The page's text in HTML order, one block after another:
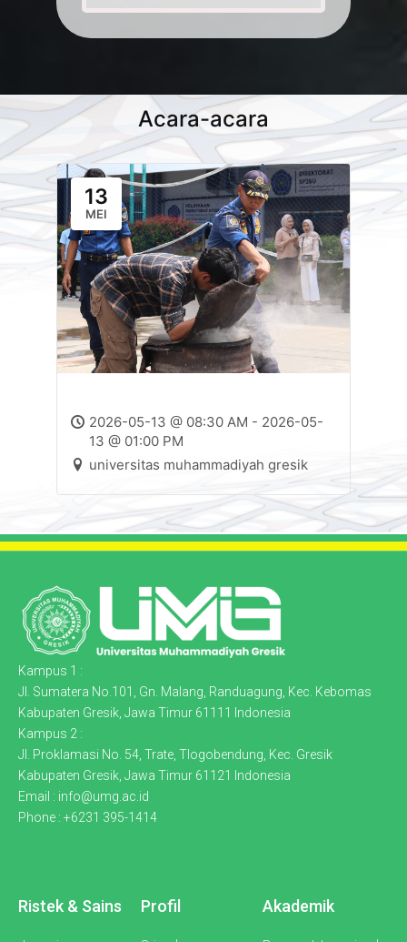
Acara-acara
13
MEI
2026-05-13 @ 08:30 AM - 2026-05-
13 @ 01:00 PM
universitas muhammadiyah gresik
Kampus 1 :
Jl. Sumatera No.101, Gn. Malang, Randuagung, Kec. Kebomas
Kabupaten Gresik, Jawa Timur 61111 Indonesia
Kampus 2 :
Jl. Proklamasi No. 54, Trate, Tlogobendung, Kec. Gresik
Kabupaten Gresik, Jawa Timur 61121 Indonesia
Email : info@umg.ac.id
Phone : +6231 395-1414
Ristek & Sains Profil Akademik